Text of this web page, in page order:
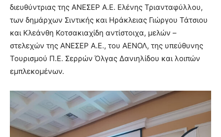
διευθύντριας της ΑΝΕΣΕΡ Α.Ε. Ελένης Τριανταφύλλου,
των δημάρχων Σιντικής και Ηράκλειας Γιώργου Τάτσιου
και Κλεάνθη Κοτσακιαχίδη αντίστοιχα, μελών –
στελεχών της ΑΝΕΣΕΡ Α.Ε., του ΑΕΝΟΛ, της υπεύθυνης
Τουρισμού Π.Ε. Σερρών Όλγας Δανιηλίδου και λοιπών
εμπλεκομένων.